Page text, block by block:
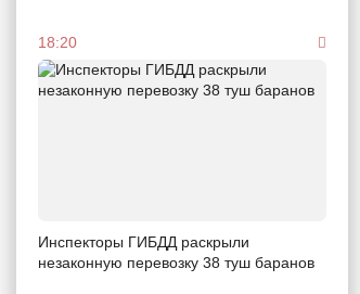
18:20
Инспекторы ГИБДД раскрыли
незаконную перевозку 38 туш баранов